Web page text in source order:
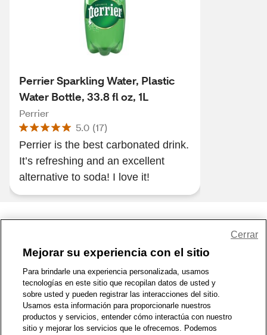
Perrier Sparkling Water, Plastic
Water Bottle, 33.8 fl oz, 1L
Perrier
5.0 (17)
Perrier is the best carbonated drink.
It’s refreshing and an excellent
alternative to soda! I love it!
1-800-679-9691 | Contáctenos | Términos de Uso | Accesibilidad
Política de Privacidad | WA Privacy Policy | Mapa del sitio
Zona de Bienestar | © 1999 - 2026 CVS.com
Mejorar su experiencia con el sitio
Para brindarle una experiencia personalizada, usamos
tecnologías en este sitio que recopilan datos de usted y
sobre usted y pueden registrar las interacciones del sitio.
Usamos esta información para proporcionarle nuestros
productos y servicios, entender cómo interactúa con nuestro
sitio y mejorar los servicios que le ofrecemos. Podemos
Cerrar